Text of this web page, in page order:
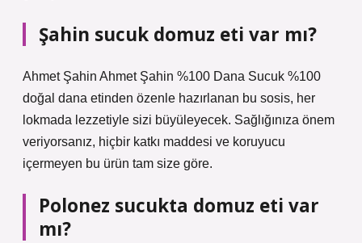
Şahin sucuk domuz eti var mı?
Ahmet Şahin Ahmet Şahin %100 Dana Sucuk %100
doğal dana etinden özenle hazırlanan bu sosis, her
lokmada lezzetiyle sizi büyüleyecek. Sağlığınıza önem
veriyorsanız, hiçbir katkı maddesi ve koruyucu
içermeyen bu ürün tam size göre.
Polonez sucukta domuz eti var
mı?